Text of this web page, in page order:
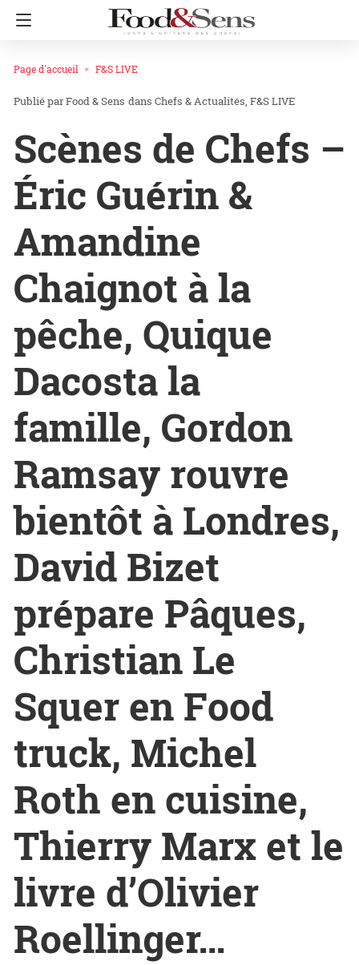
Page d'accueil F&S LIVE
Food & Sens dans Chefs & Actualités F&S LIVE
Scènes de Chefs –
Éric Guérin &
Amandine
Chaignot à la
pêche, Quique
Dacosta la
famille, Gordon
Ramsay rouvre
bientôt à Londres,
David Bizet
prépare Pâques,
Christian Le
Squer en Food
truck, Michel
Roth en cuisine,
Thierry Marx et le
livre d’Olivier
Roellinger…